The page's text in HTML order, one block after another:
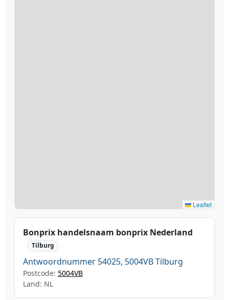
Leaflet
Bonprix handelsnaam bonprix Nederland
Tilburg
Antwoordnummer 54025, 5004VB Tilburg
Postcode: 5004VB
Land: NL